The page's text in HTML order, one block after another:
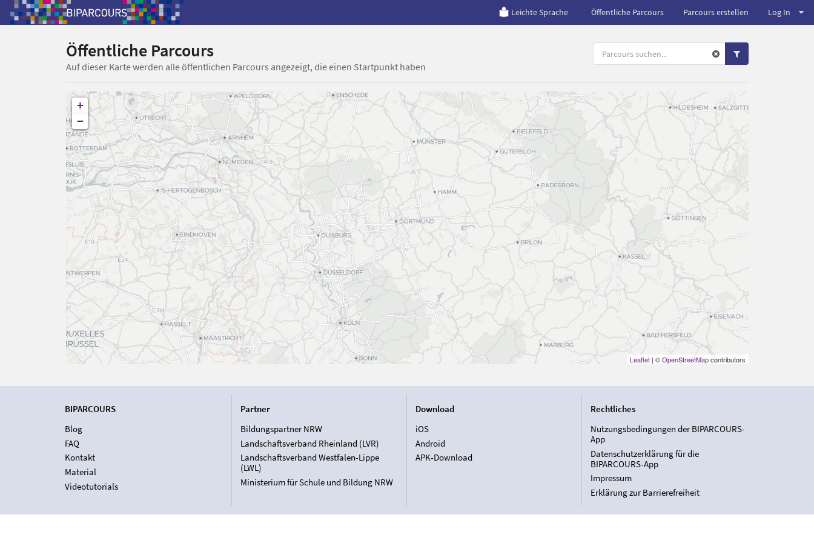
Leichte Sprache Öffentliche Parcours Parcours erstellen Log In
Öffentliche Parcours
Auf dieser Karte werden alle öffentlichen Parcours angezeigt, die einen Startpunkt haben
+
−
Leaflet| ©OpenStreetMapcontributors
BIPARCOURS
Blog
FAQ
Kontakt
Material
Videotutorials
Partner
Bildungspartner NRW
Landschaftsverband Rheinland (LVR)
Landschaftsverband Westfalen-Lippe
(LWL)
Ministerium für Schule und Bildung NRW
Download
iOS
Android
APK-Download
Rechtliches
Nutzungsbedingungen der BIPARCOURS-
App
Datenschutzerklärung für die
BIPARCOURS-App
Impressum
Erklärung zur Barrierefreiheit